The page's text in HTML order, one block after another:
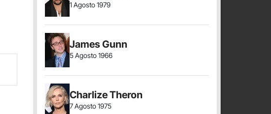
1 Agosto 1979
James Gunn
5 Agosto 1966
Charlize Theron
7 Agosto 1975